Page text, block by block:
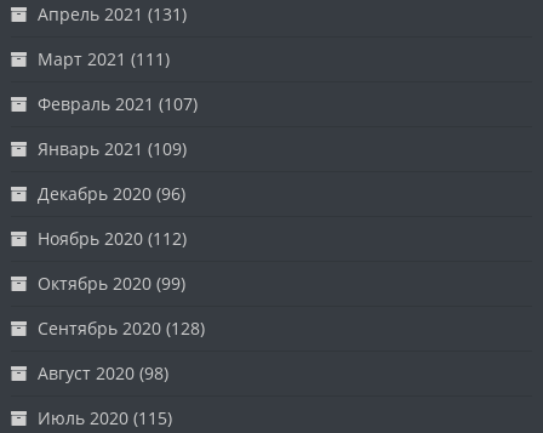
Апрель 2021 (131)
Март 2021 (111)
Февраль 2021 (107)
Январь 2021 (109)
Декабрь 2020 (96)
Ноябрь 2020 (112)
Октябрь 2020 (99)
Сентябрь 2020 (128)
Август 2020 (98)
Июль 2020 (115)